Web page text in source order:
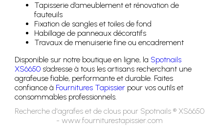
Tapisserie d’ameublement et rénovation de
fauteuils
Fixation de sangles et toiles de fond
Habillage de panneaux décoratifs
Travaux de menuiserie fine ou encadrement
Disponible sur notre boutique en ligne, la Spotnails
XS6650 s’adresse à tous les artisans recherchant une
agrafeuse fiable, performante et durable. Faites
confiance à Fournitures Tapissier pour vos outils et
consommables professionnels.
Recherche d'agrafes et de clous pour Spotnails ® XS6650
- www.fourniturestapissier.com